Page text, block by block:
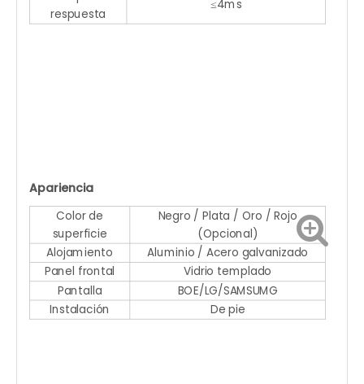
respuesta
≤4ms
Apariencia
Color de
superficie
Negro / Plata / Oro / Rojo
(Opcional)
Alojamiento
Aluminio / Acero galvanizado
Panel frontal
Vidrio templado
Pantalla
BOE/LG/SAMSUMG
Instalación
De pie